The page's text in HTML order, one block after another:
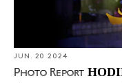
JUN. 20 2024
Photo Report